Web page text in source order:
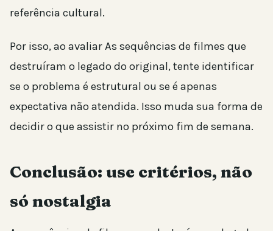
referência cultural.
Por isso, ao avaliar As sequências de filmes que
destruíram o legado do original, tente identificar
se o problema é estrutural ou se é apenas
expectativa não atendida. Isso muda sua forma de
decidir o que assistir no próximo fim de semana.
Conclusão: use critérios, não
só nostalgia